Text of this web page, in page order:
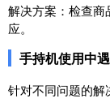
解决方案：检查
应。
手持机使用中
针对不同问题的解